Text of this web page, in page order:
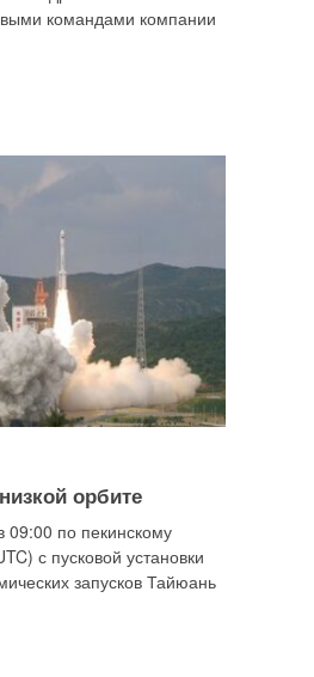
командами компании
орбите
09:00 по пекинскому
с пусковой установки
запусков Тайюань